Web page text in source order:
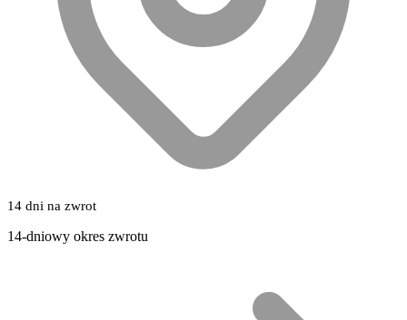
14 dni na zwrot
14-dniowy okres zwrotu